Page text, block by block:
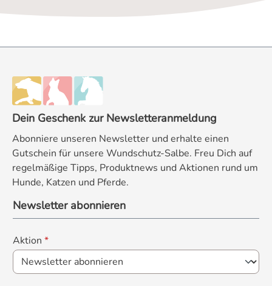
Dein Geschenk zur Newsletteranmeldung
Abonniere unseren Newsletter und erhalte einen
Gutschein für unsere Wundschutz-Salbe. Freu Dich auf
regelmäßige Tipps, Produktnews und Aktionen rund um
Hunde, Katzen und Pferde.
Newsletter abonnieren
Aktion *